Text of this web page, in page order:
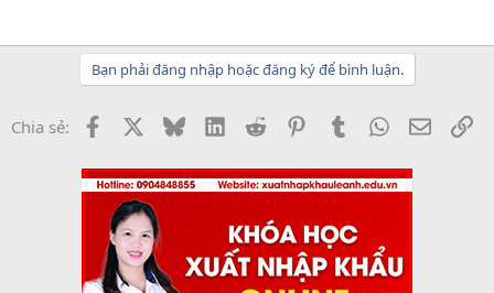
Bạn phải đăng nhập hoặc đăng ký để bình luận.
Chia sẻ: Facebook BlueskyLinkedInReddit PinterestTumblrWhatsApp
Email